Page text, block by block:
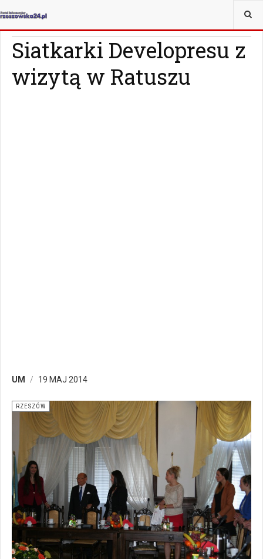
JESTEŚ TUTAJ:
Siatkarki Developresu z
wizytą w Ratuszu
UM 19 MAJ 2014
RZESZÓW